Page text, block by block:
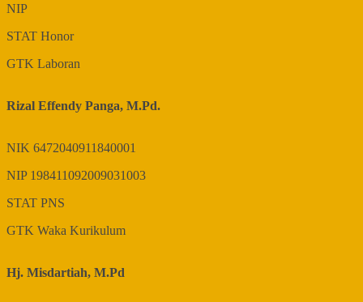
NIP
STAT Honor
GTK Laboran
Rizal Effendy Panga, M.Pd.
NIK 6472040911840001
NIP 198411092009031003
STAT PNS
GTK Waka Kurikulum
Hj. Misdartiah, M.Pd